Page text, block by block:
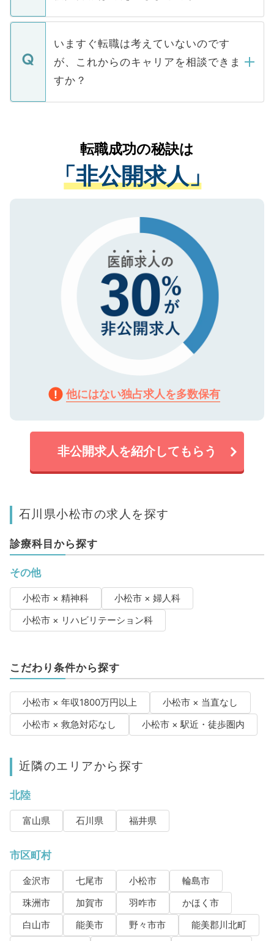
関を公にしてしまうと、応募が殺到する場
に、医療機関が求める条件に合った人材の
みを人材紹介会社に依頼するケースが増え
ています。
定を承諾する必要はありません。内定先へ
の辞退の連絡はキャリアパートナーが行い
個人情報が漏えいすることはありませんの
で、ご安心ください。当サイトからの登録
などで収集したご登録者様の個人情報は、
ご本人のキャリアアップおよび転職活動の
支援を目的に使用いたします。お預かりし
ているすべての個人データはご本人の許可
は、個人情報の取り扱いについての厳密な
管理基準を満たした事業者のみに付与され
る、プライバシーマークを取得済みです。
で、機密保持に関してもご安心ください。
いますぐ転職は考えていないのです
が、これからのキャリアを相談できま
すか？
かがいして、現在の医療機関の状況や紹介
経験をまじえながら、適切なアドバイスを
させていただきます。すぐにご転職をされ
ない方には、長期的なサポートが可能です
ので、まずはご登録ください。
転職成功の秘訣は
「非公開求人」
他にはない独占求人を多数保有
非公開求人を紹介してもらう
石川県小松市の求人を探す
診療科目から探す
その他
小松市 × 精神科
小松市 × 婦人科
小松市 × リハビリテーション科
こだわり条件から探す
小松市 × 年収1800万円以上
小松市 × 当直なし
小松市 × 救急対応なし
小松市 × 駅近・徒歩圏内
近隣のエリアから探す
北陸
富山県 石川県 福井県
市区町村
金沢市 七尾市 小松市
輪島市
珠洲市
加賀市 羽咋市
かほく市
白山市
能美市 野々市市
能美郡川北町